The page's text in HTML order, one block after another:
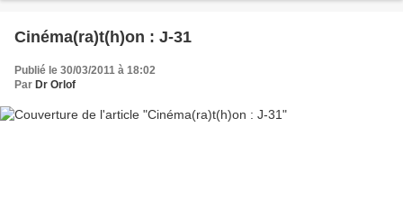
Cinéma(ra)t(h)on : J-31
Publié le 30/03/2011 à 18:02
Par Dr Orlof